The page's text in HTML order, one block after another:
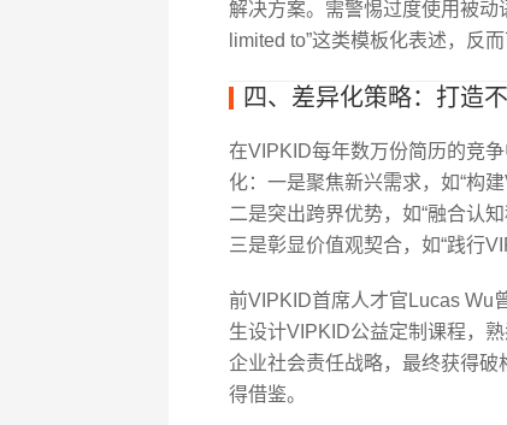
解决方案。需警惕过度使用被
limited to”这类模板化表述，反
四、差异化策略：打造
在VIPKID每年数万份简历的竞
化：一是聚焦新兴需求，如“构
二是突出跨界优势，如“融合认
三是彰显价值观契合，如“践行
前VIPKID首席人才官Lucas Wu
生设计VIPKID公益定制课程，
企业社会责任战略，最终获得
得借鉴。